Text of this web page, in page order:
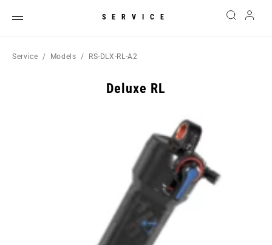
SERVICE
Service Models RS-DLX-RL-A2
Deluxe RL